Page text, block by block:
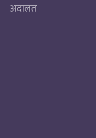
अदालत